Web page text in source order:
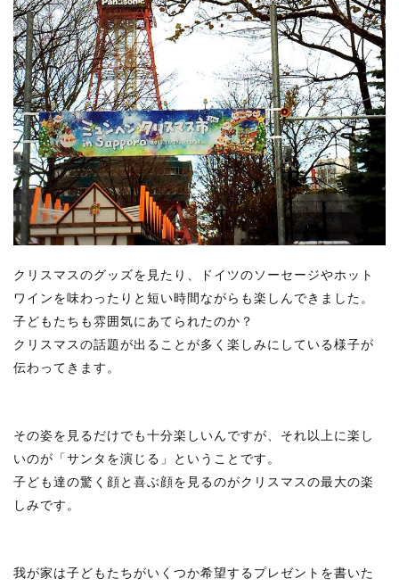
クリスマスのグッズを見たり、ドイツのソーセージやホット
ワインを味わったりと短い時間ながらも楽しんできました。
子どもたちも雰囲気にあてられたのか？
クリスマスの話題が出ることが多く楽しみにしている様子が
伝わってきます。
その姿を見るだけでも十分楽しいんですが、それ以上に楽し
いのが「サンタを演じる」ということです。
子ども達の驚く顔と喜ぶ顔を見るのがクリスマスの最大の楽
しみです。
我が家は子どもたちがいくつか希望するプレゼントを書いた